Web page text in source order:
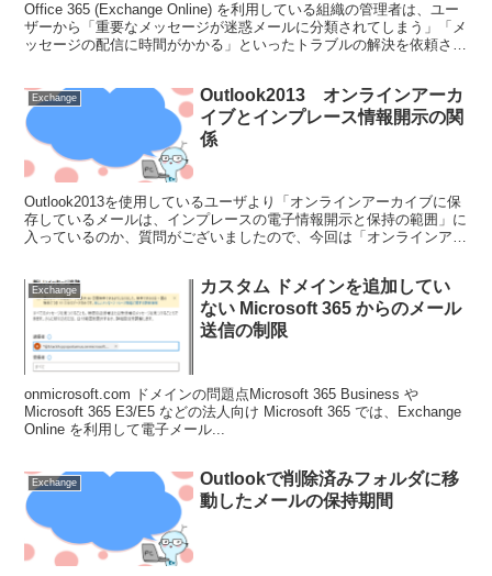
Office 365 (Exchange Online) を利用している組織の管理者は、ユー
ザーから「重要なメッセージが迷惑メールに分類されてしまう」「メ
ッセージの配信に時間がかかる」といったトラブルの解決を依頼され
Exchange
Outlook2013 オンラインアーカ
イブとインプレース情報開示の関
係
Outlook2013を使用しているユーザより「オンラインアーカイブに保
存しているメールは、インプレースの電子情報開示と保持の範囲」に
入っているのか、質問がございましたので、今回は「オンラインアー
Exchange
カスタム ドメインを追加してい
ない Microsoft 365 からのメール
送信の制限
onmicrosoft.com ドメインの問題点Microsoft 365 Business や
Microsoft 365 E3/E5 などの法人向け Microsoft 365 では、Exchange
Online を利用して電子メール...
Exchange
Outlookで削除済みフォルダに移
動したメールの保持期間